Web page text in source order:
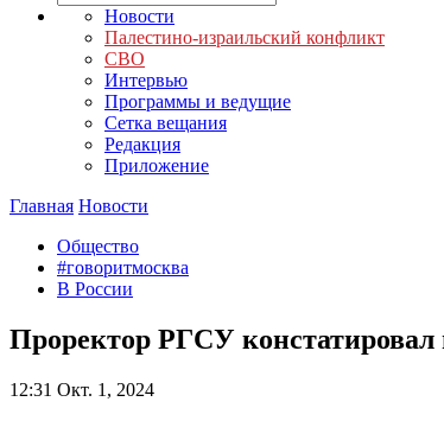
Новости
Палестино-израильский конфликт
СВО
Интервью
Программы и ведущие
Сетка вещания
Редакция
Приложение
Главная Новости
Общество
#говоритмосква
В России
Проректор РГСУ
12:31 Окт. 1, 2024